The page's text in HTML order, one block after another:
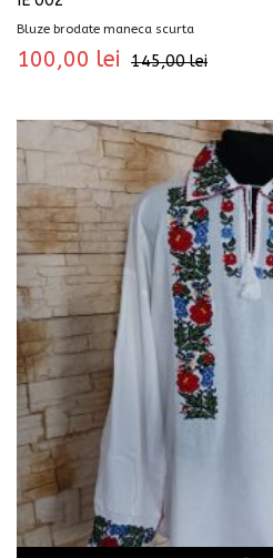
Bluze brodate maneca scurta
145,00lei
100,00 lei